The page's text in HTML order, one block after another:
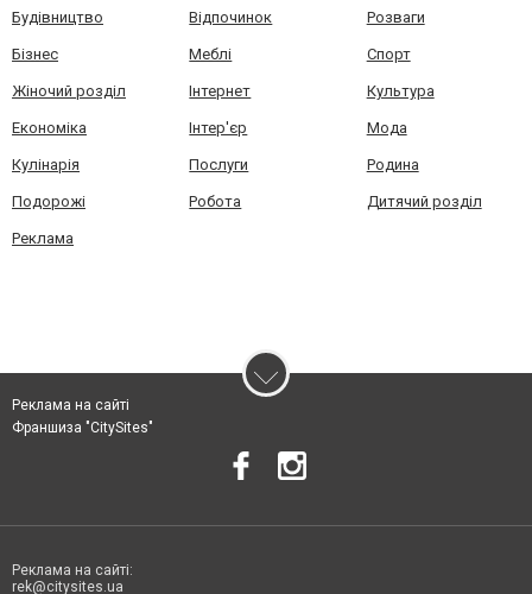
Будівництво Відпочинок Розваги
Бізнес Меблі Спорт
Жіночий розділ Інтернет Культура
Економіка Інтер'єр Мода
Кулінарія Послуги Родина
Подорожі Робота Дитячий розділ
Реклама
Реклама на сайті
Франшиза "CitySites"
Реклама на сайті:
rek@citysites.ua